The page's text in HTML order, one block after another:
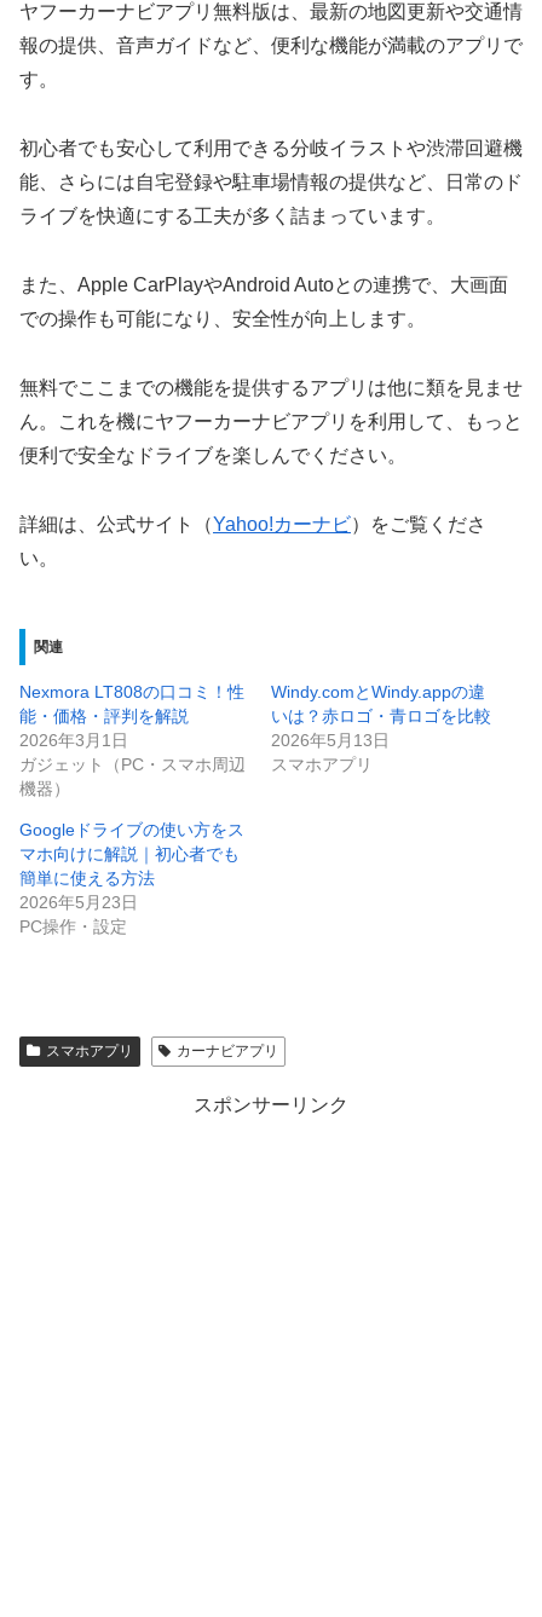
ヤフーカーナビアプリ無料版は、最新の地図更新や交通情
報の提供、音声ガイドなど、便利な機能が満載のアプリで
す。
初心者でも安心して利用できる分岐イラストや渋滞回避機
能、さらには自宅登録や駐車場情報の提供など、日常のド
ライブを快適にする工夫が多く詰まっています。
また、Apple CarPlayやAndroid Autoとの連携で、大画面
での操作も可能になり、安全性が向上します。
無料でここまでの機能を提供するアプリは他に類を見ませ
ん。これを機にヤフーカーナビアプリを利用して、もっと
便利で安全なドライブを楽しんでください。
詳細は、公式サイト（Yahoo!カーナビ）をご覧くださ
い。
関連
Nexmora ‎LT808の口コミ！性
能・価格・評判を解説
2026年3月1日
ガジェット（PC・スマホ周辺
機器）
Windy.comとWindy.appの違
いは？赤ロゴ・青ロゴを比較
2026年5月13日
スマホアプリ
Googleドライブの使い方をス
マホ向けに解説｜初心者でも
簡単に使える方法
2026年5月23日
PC操作・設定
スマホアプリ カーナビアプリ
スポンサーリンク